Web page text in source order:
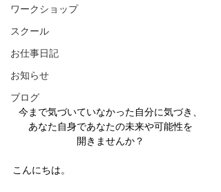
ワークショップ
スクール
お仕事日記
お知らせ
ブログ
今まで気づいていなかった自分に気づき、
あなた自身であなたの未来や可能性を
開きませんか？
こんにちは。